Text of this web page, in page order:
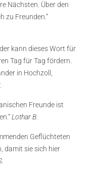
Nächsten. Über den
zu Freunden.“
kann dieses Wort für
Tag für Tag fördern.
in Hochzoll,
Freunde ist
Lothar B.
Geflüchteten
damit sie sich hier